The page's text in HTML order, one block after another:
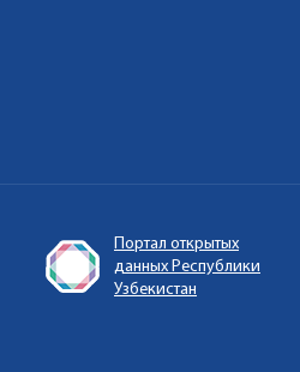
Портал открытых
данных Республики
Узбекистан